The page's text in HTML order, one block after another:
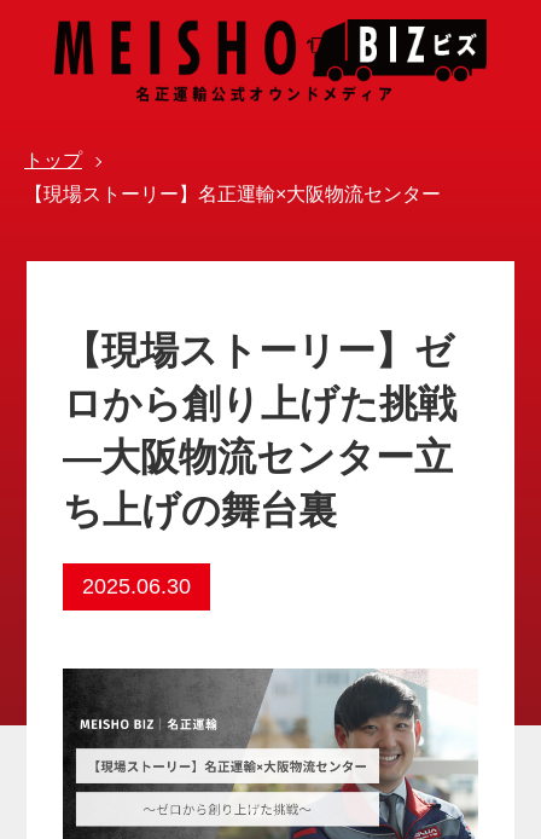
トップ
【現場ストーリー】名正運輸×大阪物流センター
【現場ストーリー】ゼ
ロから創り上げた挑戦
—大阪物流センター立
ち上げの舞台裏
2025.06.30